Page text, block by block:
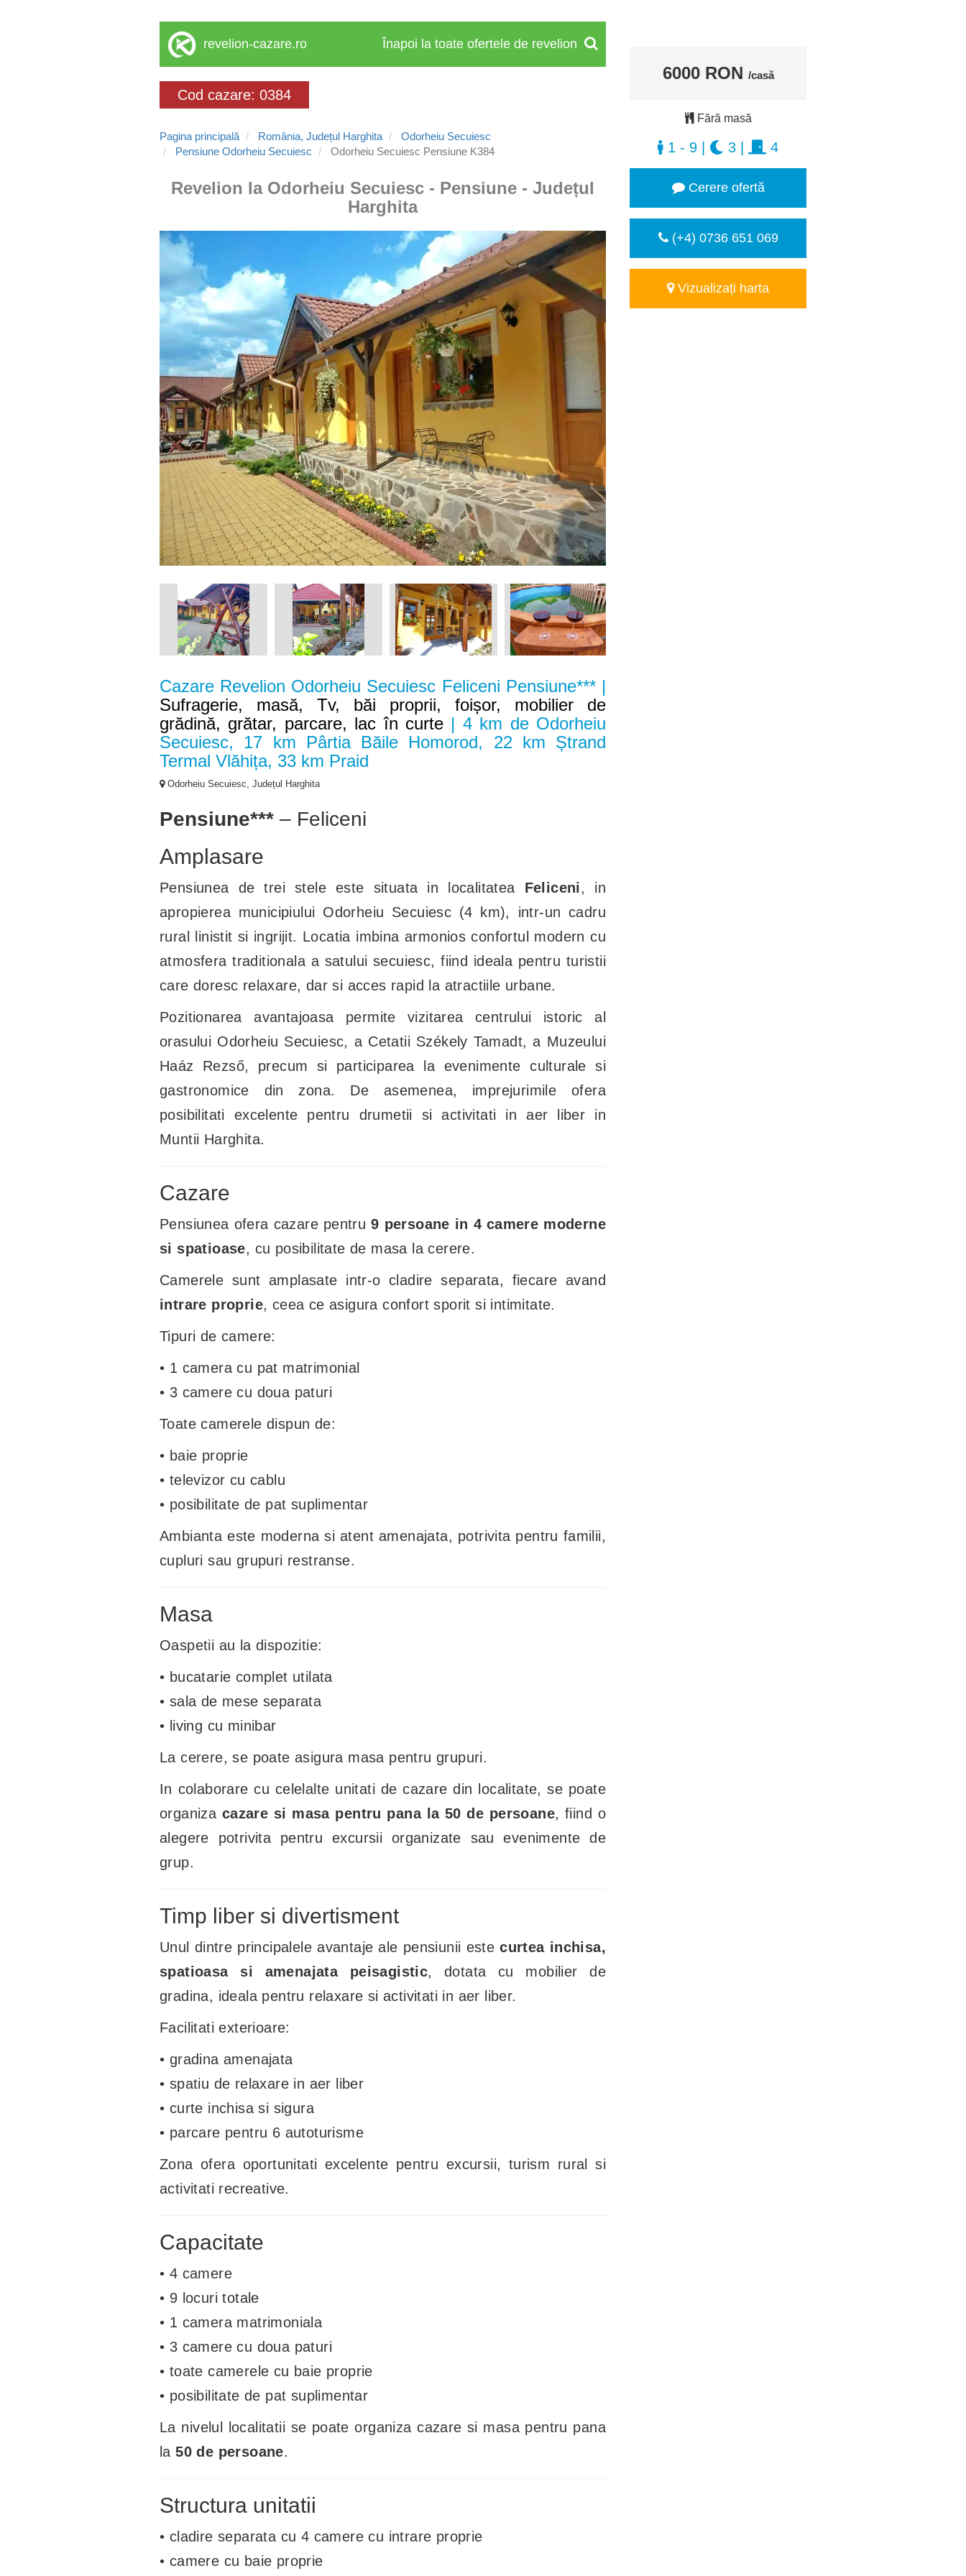
revelion-cazare.ro Înapoi la toate ofertele de revelion
Cod cazare: 0384
Pagina principală România, Județul Harghita
Odorheiu Secuiesc
Pensiune Odorheiu Secuiesc
Odorheiu Secuiesc Pensiune K384
Revelion la Odorheiu Secuiesc - Pensiune - Județul
Harghita
Cazare Revelion Odorheiu Secuiesc Feliceni Pensiune*** |
Sufragerie, masă, Tv, băi proprii, foișor, mobilier de
grădină, grătar, parcare, lac în curte | 4 km de Odorheiu
Secuiesc, 17 km Pârtia Băile Homorod, 22 km Ștrand
Termal Vlăhița, 33 km Praid
Odorheiu Secuiesc, Județul Harghita
Pensiune*** – Feliceni
Amplasare
Pensiunea de trei stele este situata in localitatea Feliceni, in
apropierea municipiului Odorheiu Secuiesc (4 km), intr-un cadru
rural linistit si ingrijit. Locatia imbina armonios confortul modern cu
atmosfera traditionala a satului secuiesc, fiind ideala pentru turistii
care doresc relaxare, dar si acces rapid la atractiile urbane.
Pozitionarea avantajoasa permite vizitarea centrului istoric al
orasului Odorheiu Secuiesc, a Cetatii Székely Tamadt, a Muzeului
Haáz Rezső, precum si participarea la evenimente culturale si
gastronomice din zona. De asemenea, imprejurimile ofera
posibilitati excelente pentru drumetii si activitati in aer liber in
Muntii Harghita.
Cazare
Pensiunea ofera cazare pentru9 persoane in 4 camere moderne
si spatioase, cu posibilitate de masa la cerere.
Camerele sunt amplasate intr-o cladire separata, fiecare avand
intrare proprie, ceea ce asigura confort sporit si intimitate.
Tipuri de camere:
• 1 camera cu pat matrimonial
• 3 camere cu doua paturi
Toate camerele dispun de:
• baie proprie
• televizor cu cablu
• posibilitate de pat suplimentar
Ambianta este moderna si atent amenajata, potrivita pentru familii,
cupluri sau grupuri restranse.
Masa
Oaspetii au la dispozitie:
• bucatarie complet utilata
• sala de mese separata
• living cu minibar
La cerere, se poate asigura masa pentru grupuri.
In colaborare cu celelalte unitati de cazare din localitate, se poate
organiza cazare si masa pentru pana la 50 de persoane, fiind o
alegere potrivita pentru excursii organizate sau evenimente de
grup.
Timp liber si divertisment
Unul dintre principalele avantaje ale pensiunii estecurtea inchisa,
spatioasa si amenajata peisagistic, dotata cu mobilier de
gradina, ideala pentru relaxare si activitati in aer liber.
Facilitati exterioare:
• gradina amenajata
• spatiu de relaxare in aer liber
• curte inchisa si sigura
• parcare pentru 6 autoturisme
Zona ofera oportunitati excelente pentru excursii, turism rural si
activitati recreative.
Capacitate
• 4 camere
• 9 locuri totale
• 1 camera matrimoniala
• 3 camere cu doua paturi
• toate camerele cu baie proprie
• posibilitate de pat suplimentar
La nivelul localitatii se poate organiza cazare si masa pentru pana
la50 de persoane.
Structura unitatii
• cladire separata cu 4 camere cu intrare proprie
• camere cu baie proprie
6000 RON /casă
Fără masă
1 - 9 3 4
Cerere ofertă
(+4) 0736 651 069
Vizualizați harta